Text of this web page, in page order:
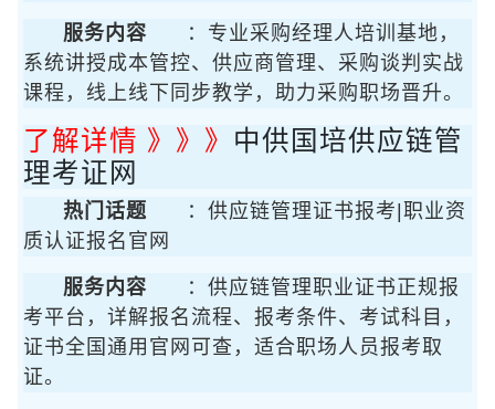
服务内容
：专业采购经理人培训基地，
系统讲授成本管控、供应商管理、采购谈判实战
课程，线上线下同步教学，助力采购职场晋升。
了解详情 》》》 中供国培供应链管
理考证网
热门话题
：供应链管理证书报考|职业资
质认证报名官网
服务内容
：供应链管理职业证书正规报
考平台，详解报名流程、报考条件、考试科目，
证书全国通用官网可查，适合职场人员报考取
证。